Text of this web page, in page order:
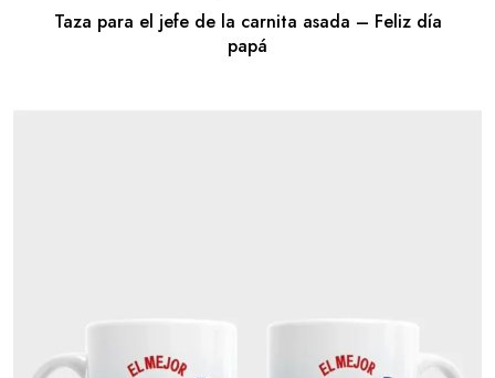
Taza para el jefe de la carnita asada – Feliz día
papá